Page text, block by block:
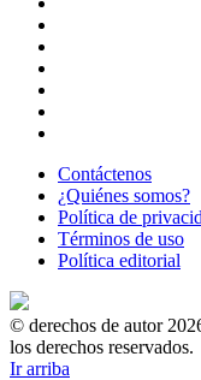
Contáctenos
¿Quiénes somos?
Política de
Términos de uso
Política editorial
© derechos de autor
los derechos reservados.
Ir arriba